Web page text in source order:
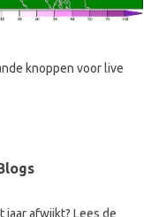
knoppen voor live
afwijkt? Lees de